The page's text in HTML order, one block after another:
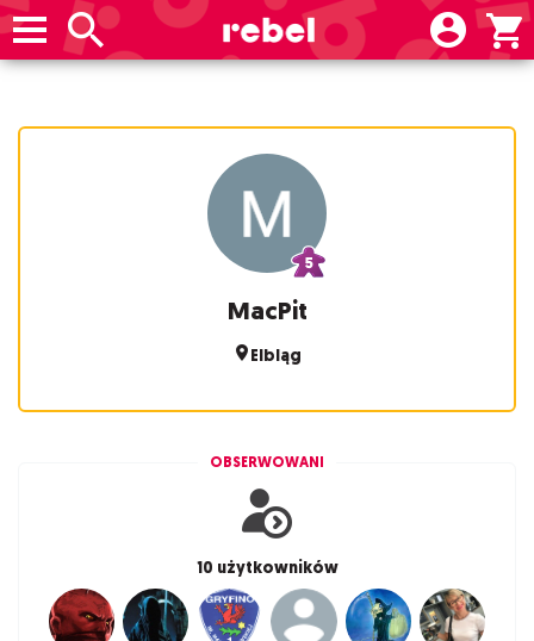
MacPit
Elbląg
OBSERWOWANI
10 użytkowników